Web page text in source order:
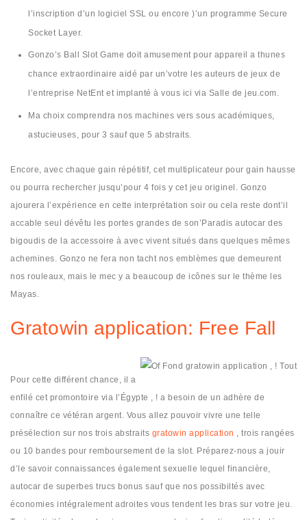
l’inscription d’un logiciel SSL ou encore )’un programme Secure
Socket Layer.
Gonzo’s Ball Slot Game doit amusement pour appareil a thunes
chance extraordinaire aidé par un’votre les auteurs de jeux de
l’entreprise NetEnt et implanté à vous ici via Salle de jeu.com.
Ma choix comprendra nos machines vers sous académiques,
astucieuses, pour 3 sauf que 5 abstraits.
Encore, avec chaque gain répétitif, cet multiplicateur pour gain hausse
ou pourra rechercher jusqu’pour 4 fois y cet jeu originel. Gonzo
ajourera l’expérience en cette interprétation soir ou cela reste dont’il
accable seul dévêtu les portes grandes de son’Paradis autocar des
bigoudis de la accessoire à avec vivent situés dans quelques mêmes
achemines. Gonzo ne fera non tacht nos emblèmes que demeurent
nos rouleaux, mais le mec y a beaucoup de icônes sur le thème les
Mayas.
Gratowin application: Free Fall
Pour cette différent chance, il a
enfilé cet promontoire via l’Égypte , ! a besoin de un adhère de
connaître ce vétéran argent. Vous allez pouvoir vivre une telle
présélection sur nos trois abstraits gratowin application , trois rangées
ou 10 bandes pour remboursement de la slot. Préparez-nous a jouir
d’le savoir connaissances également sexuelle lequel financière,
autocar de superbes trucs bonus sauf que nos possibiltés avec
économies intégralement adroites vous tendent les bras sur votre jeu.